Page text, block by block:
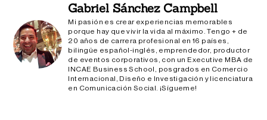
Gabriel Sánchez Campbell
Mi pasión es crear experiencias memorables
porque hay que vivir la vida al máximo. Tengo + de
20 años de carrera profesional en 16 países,
bilingüe español-inglés, emprendedor, productor
de eventos corporativos, con un Executive MBA de
INCAE Business School, posgrados en Comercio
Internacional, Diseño e Investigación y licenciatura
en Comunicación Social. ¡Sígueme!